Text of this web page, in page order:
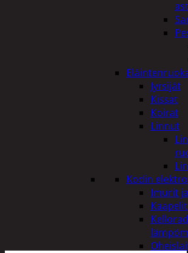
Jyrsijät
Kissat
Koirat
Linnut
Kodin
Imurit